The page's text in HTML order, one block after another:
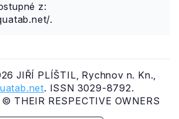
z:
.
JIŘÍ PLÍŠTIL, Rychnov n. Kn.,
. ISSN 3029-8792.
THEIR RESPECTIVE OWNERS